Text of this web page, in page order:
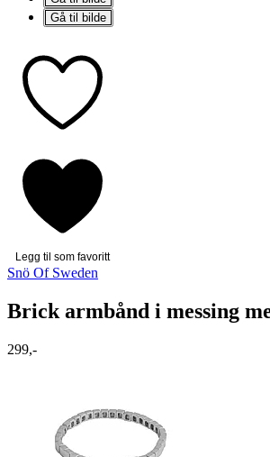
Gå til bilde
Legg til som favoritt
Snö Of Sweden
Brick armbånd i messing
299,-